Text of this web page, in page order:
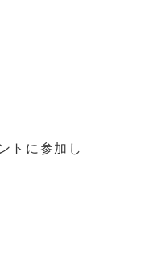
トに参加し